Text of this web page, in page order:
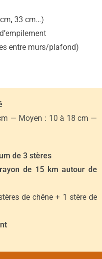
33 cm…)
entre murs/plafond)
— Moyen : 10 à 18 cm —
de 3 stères
de 15 km autour de
de chêne + 1 stère de